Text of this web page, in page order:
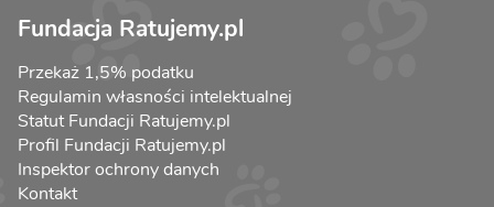
Fundacja Ratujemy.pl
Przekaż 1,5% podatku
Regulamin własności intelektualnej
Statut Fundacji Ratujemy.pl
Profil Fundacji Ratujemy.pl
Inspektor ochrony danych
Kontakt